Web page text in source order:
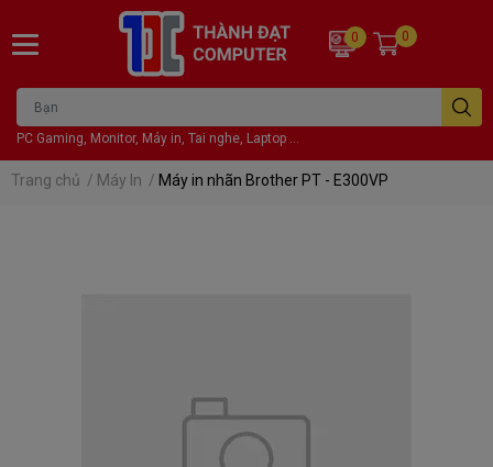
PC Gaming, Monitor, Máy in, Tai nghe, Laptop ...
0 0
Trang chủ / Máy In / Máy in nhãn Brother PT - E300VP